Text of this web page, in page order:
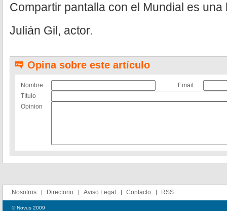
Compartir pantalla con el Mundial es una
Julián Gil, actor.
Opina sobre este artículo
Nombre
Email
Título
Opinion
Nosotros Directorio Aviso Legal Contacto RSS
© Novus 2009